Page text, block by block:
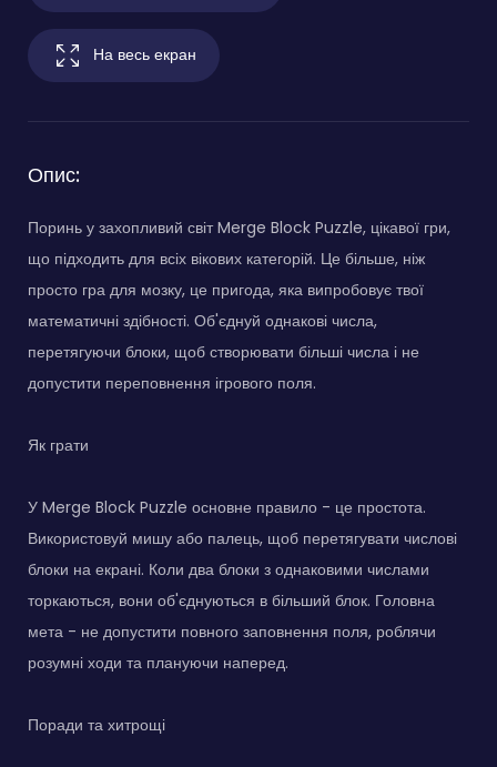
На весь екран
Опис:
Поринь у захопливий світ Merge Block Puzzle, цікавої гри,
що підходить для всіх вікових категорій. Це більше, ніж
просто гра для мозку, це пригода, яка випробовує твої
математичні здібності. Об'єднуй однакові числа,
перетягуючи блоки, щоб створювати більші числа і не
допустити переповнення ігрового поля.
Як грати
У Merge Block Puzzle основне правило - це простота.
Використовуй мишу або палець, щоб перетягувати числові
блоки на екрані. Коли два блоки з однаковими числами
торкаються, вони об'єднуються в більший блок. Головна
мета - не допустити повного заповнення поля, роблячи
розумні ходи та плануючи наперед.
Поради та хитрощі